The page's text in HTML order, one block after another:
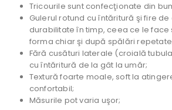
Tricourile sunt confecţionate din
Gulerul rotund cu întăritură şi fire
durabilitate în timp, ceea ce le
forma chiar şi după spălări
Fără cusături laterale (croială
cu întăritură de la gât la umăr;
Textură foarte moale, soft la
confortabil;
Măsurile pot varia uşor;